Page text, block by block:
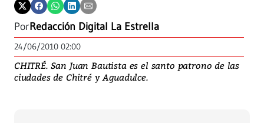
PorRedacción Digital La Estrella
24/06/2010 02:00
CHITRÉ. San Juan Bautista es el santo patrono de las
ciudades de Chitré y Aguadulce.